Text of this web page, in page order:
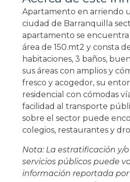
Apartamento en arriendo
ciudad de Barranquilla
apartamento se
área de 150.mt2 y consta
habitaciones, 3 baños,
sus áreas con amplios y
fresco y acogedor, su
residencial con cómodas
facilidad al transporte
sobre el sector puede
colegios, restaurantes y
Nota: La estratificación y/
servicios públicos puede
información reportada